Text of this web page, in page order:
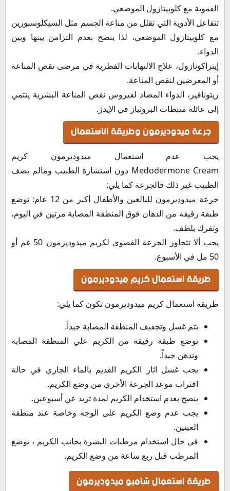
الفموية مع كلوبيتازول الموضعي.
تتفاعل الأدوية التي تقلل من مناعة الجسم مثل السيكلوسبورين
مع كلوبيتازول الموضعي، لذا ينصح بعدم التزامن بينها وبين
الدواء.
إيتراكونازول، علاج الالتهابات الفطرية في مرضى نقص المناعة
أو المعرضين لنقص المناعة.
ريتونافير، الدواء المضاد لفيروس نقص المناعة البشرية ينتمي
إلى عائلة مثبطات البروتياز في الإيدز.
جرعة ميدوديرمون وطريقة الاستعمال
يجب عدم استعمال ميدوديرمون كريم
Medodermone Cream دون استشارة الطبيب ومالم يصف
الطبيب غير ذلك فالجرعة كما يلي:
جرعة ميدوديرمون للبالغين والأطفال أكبر من 12 عام: توضع
طبقة رقيقة من الدهان فوق المنطقة المصابة مرتين في اليوم،
وتفرك بلطف.
يجب ألا تتجاوز الجرعة القصوى لكريم ميدوديرمون 50 غم أو
50 مل في الأسبوع.
طريقة استعمال كريم ميدوديرمون
طريقة استعمال كريم ميدوديرمون تكون كما يلي:
يتم غسل وتجفيف المنطقة المصابة جيداً.
توضع طبقة رقيقة من الكريم علي المنطقة المصابة
وتدهن جيداً.
يجب غسل اثار الكريم القديم بالماء الجاري في حالة
اقتراب موعد الجرعة الأخري من وضع الكريم.
ينصح بعدم استخدام الكريم لمدة تزيد عن أسبوعين.
يجب عدم وضع الكريم على الوجه وخاصة عند منطقة
العينين.
في حال استخدام مرطبات البشرة بجانب الكريم ، يوضع
المرطب قبل ربع ساعة من وضع الكريم.
طريقة استعمال شامبو ميدوديرمون